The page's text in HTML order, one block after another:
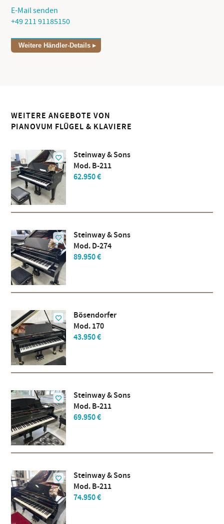
E-Mail senden
+49 211 91185150
Weitere Händler-Details
WEITERE ANGEBOTE VON
PIANOVUM FLÜGEL & KLAVIERE
Steinway & Sons
Mod. B-211
62.950 €
Steinway & Sons
Mod. D-274
89.950 €
Bösendorfer
Mod. 170
43.950 €
Steinway & Sons
Mod. B-211
69.950 €
Steinway & Sons
Mod. B-211
74.950 €